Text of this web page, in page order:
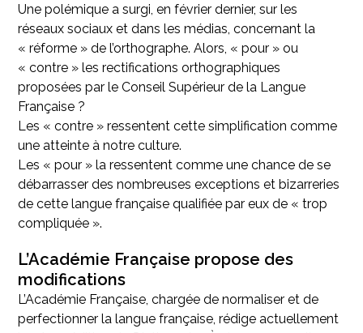
Une polémique a surgi, en février dernier, sur les
réseaux sociaux et dans les médias, concernant la
« réforme » de l’orthographe. Alors, « pour » ou
« contre » les rectifications orthographiques
proposées par le Conseil Supérieur de la Langue
Française ?
Les « contre » ressentent cette simplification comme
une atteinte à notre culture.
Les « pour » la ressentent comme une chance de se
débarrasser des nombreuses exceptions et bizarreries
de cette langue française qualifiée par eux de « trop
compliquée ».
L’Académie Française propose des
modifications
L’Académie Française, chargée de normaliser et de
perfectionner la langue française, rédige actuellement